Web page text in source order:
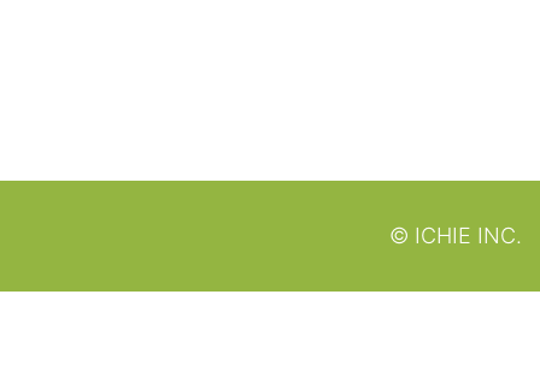
© ICHIE INC.